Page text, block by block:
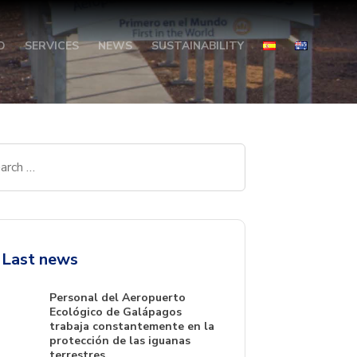
SERVICES NEWS SUSTAINABILITY
Last news
Personal del Aeropuerto
Ecológico de Galápagos
trabaja constantemente en la
protección de las iguanas